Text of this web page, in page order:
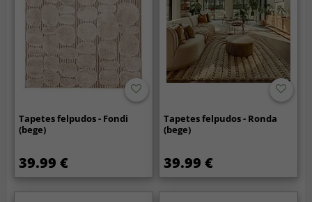
Tapetes felpudos - Fondi
(bege)
39.99 €
Tapetes felpudos - Ronda
(bege)
39.99 €